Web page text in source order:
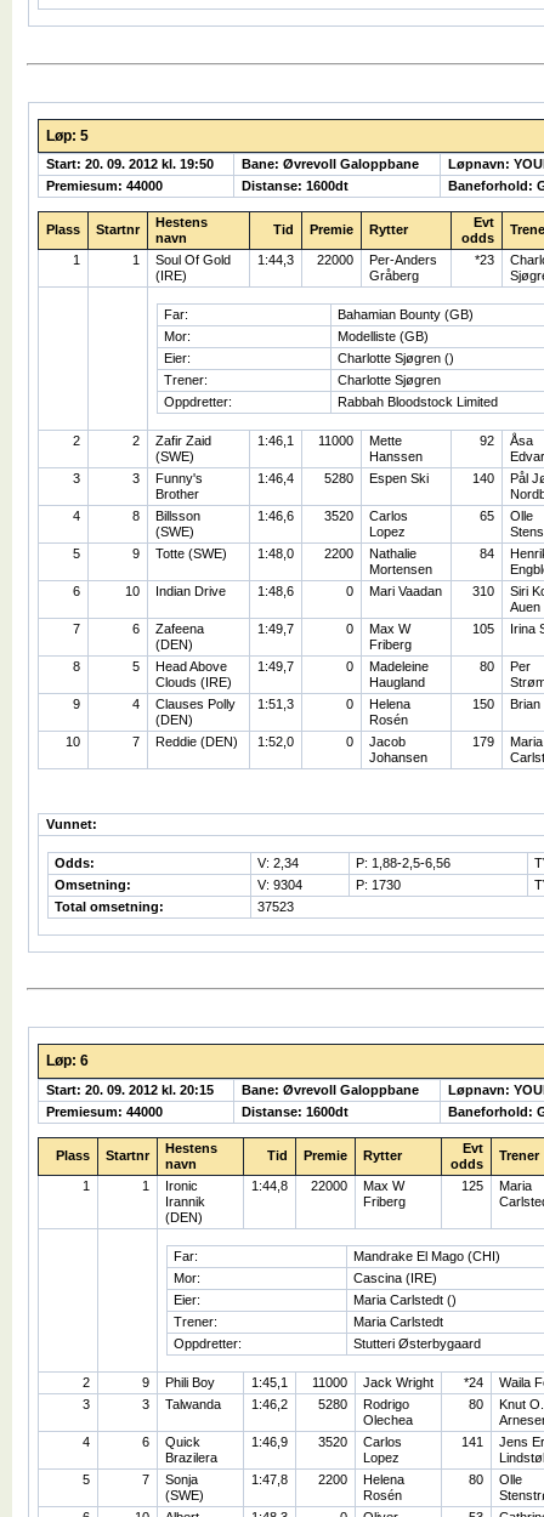
Løp: 5
Start: 20. 09. 2012 kl. 19:50 Bane: Øvrevoll Galoppbane
Løpnavn:
Premiesum: 44000
Distanse: 1600dt Baneforhold:
Plass Startnr
Hestens
navn
Tid Premie Rytter
Evt
odds
1 1
Soul Of Gold
(IRE)
1:44,3 22000
Per-Anders
Gråberg
*23
Far:
Bahamian Bounty (GB)
Mor:
Modelliste (GB)
Eier:
Charlotte Sjøgren ()
Trener:
Charlotte Sjøgren
Oppdretter:
Rabbah Bloodstock Limited
2 2
Zafir Zaid
(SWE)
1:46,1 11000
Mette
Hanssen
92
Åsa
3
3
Funny's
Brother
1:46,4 5280 Espen Ski 140
Pål
4
8
Billsson
(SWE)
1:46,6 3520
Carlos
Lopez
65
Olle
5
9 Totte (SWE) 1:48,0 2200
Nathalie
Mortensen
84
6
10 Indian Drive 1:48,6 0 Mari Vaadan 310
Siri
Auen
7
6
Zafeena
(DEN)
1:49,7 0
Max W
Friberg
105 Irina
8 5
Head Above
Clouds (IRE)
1:49,7 0
Madeleine
Haugland
80
Per
9
4
Clauses Polly
(DEN)
1:51,3 0
Helena
Rosén
150 Brian
10 7 Reddie (DEN) 1:52,0 0
Jacob
Johansen
179
Maria
Vunnet:
Odds: V: 2,34 P: 1,88-2,5-6,56
Omsetning:
V: 9304 P: 1730
Total omsetning:
37523
Løp: 6
Start: 20. 09. 2012 kl. 20:15 Bane: Øvrevoll Galoppbane
Løpnavn:
Premiesum: 44000
Distanse: 1600dt Baneforhold:
Plass Startnr
Hestens
navn
Tid Premie Rytter
Evt
odds
Trener
1 1
Ironic
Irannik
(DEN)
1:44,8 22000
Max W
Friberg
125
Maria
Far:
Mandrake El Mago (CHI)
Mor:
Cascina (IRE)
Eier:
Maria Carlstedt ()
Trener:
Maria Carlstedt
Oppdretter:
Stutteri Østerbygaard
2 9 Phili Boy 1:45,1 11000 Jack Wright *24
Waila
3
3 Talwanda 1:46,2 5280
Rodrigo
Olechea
80
Knut O.
4
6
Quick
Brazilera
1:46,9 3520
Carlos
Lopez
141
Jens
Lindstøl
5
7
Sonja
(SWE)
1:47,8 2200
Helena
Rosén
80
Olle